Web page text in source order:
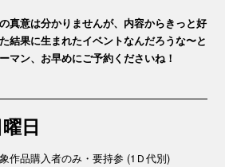
真意は分かりませんが、内容からきっと好
結果に生まれたイベントなんだろうな〜と
マン、お早めにご予約くださいね！
日
作品購入者のみ・要持参 (1Ｄ代別)